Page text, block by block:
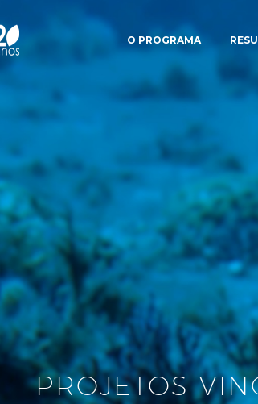
O PROGRAMA
PROJETOS